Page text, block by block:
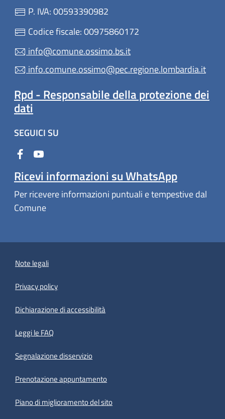
P. IVA: 00593390982
Codice fiscale: 00975860172
info@comune.ossimo.bs.it
info.comune.ossimo@pec.regione.lombardia.it
Rpd - Responsabile della protezione dei
dati
SEGUICI SU
Ricevi informazioni su WhatsApp
Per ricevere informazioni puntuali e tempestive dal
Comune
Note legali
Privacy policy
Dichiarazione di accessibilità
Leggi le FAQ
Segnalazione disservizio
Prenotazione appuntamento
Piano di miglioramento del sito